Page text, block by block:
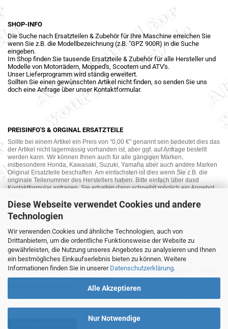
Diese Webseite verwendet Cookies und andere
Technologien
Wir verwenden Cookies und ähnliche Technologien, auch von
Drittanbietern, um die ordentliche Funktionsweise der Website zu
gewährleisten, die Nutzung unseres Angebotes zu analysieren und Ihnen
ein bestmögliches Einkaufserlebnis bieten zu können. Weitere
Informationen finden Sie in unserer Datenschutzerklärung.
Alle Akzeptieren
Nur Notwendige
SHOP-INFO
Die Suche nach Ersatzteilen & Zubehör für Ihre Maschine erreichen Sie
wenn Sie z.B. die Modellbezeichnung (z.B. "GPZ 900R) in die Suche
eingeben.
Im Shop finden Sie tausende Ersatzteile & Zubehör für alle Hersteller und
Modelle von Motorrädern, Mopped's, Scootern und ATV's.
Unser Lieferprogramm wird ständig erweitert.
Sollten Sie einen gewünschten Artikel nicht finden, so senden Sie uns
doch eine Anfrage über unser Kontaktformular.
PREISINFO'S & ORGINAL ERSATZTEILE
Sollte bei einem Artikel ein Preis von "0,00 €" genannt sein bedeutet dies das
der Artikel nicht lagermässig vorhanden ist, aber ggf. auf Anfrage bestellt
werden kann. Wir können Ihnen auch für alle gängigen Marken,
insbesondere Honda, Kawasaki, Suzuki, Yamaha aber auch andere Marken
Original Ersatzteile beschaffen. Am einfachsten ist dies wenn Sie z.B. die
originale Teilenummer des Herstellers haben. Bitte einfach über dasd
Kontaktformular anfragen. Sie erhalten dann schnellst möglich ein Angebot
MOTORRAD-ANKAUF
Sie möchte Ihr altes Motorrad oder Ihre Motorradteile verkaufen ? Wir kaufen
auch gebrauchte Motorräder und Ersatzteilträger sowie Ersatzteile an. Bieten
Sie uns doch unverbindlich das was Sie verkaufen möchten an. Wir
bemühen uns dann eine sowohl für Sie als auch für uns akzeptable Lösung
mit angemessenem Preis zu finden.